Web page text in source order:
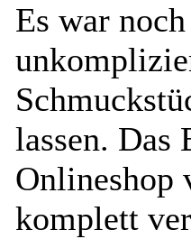
Es war
lassen. Das
Onlineshop
komplett